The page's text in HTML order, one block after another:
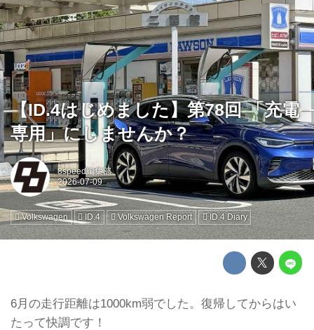
【ID.4はじめました】第78回 「充電
専用」にしませんか？
8speed編集部
Volkswagen ID.4 Volkswagen Report ID.4 Diary
6月の走行距離は1000km弱でした。復帰してからはい
たって快調です！